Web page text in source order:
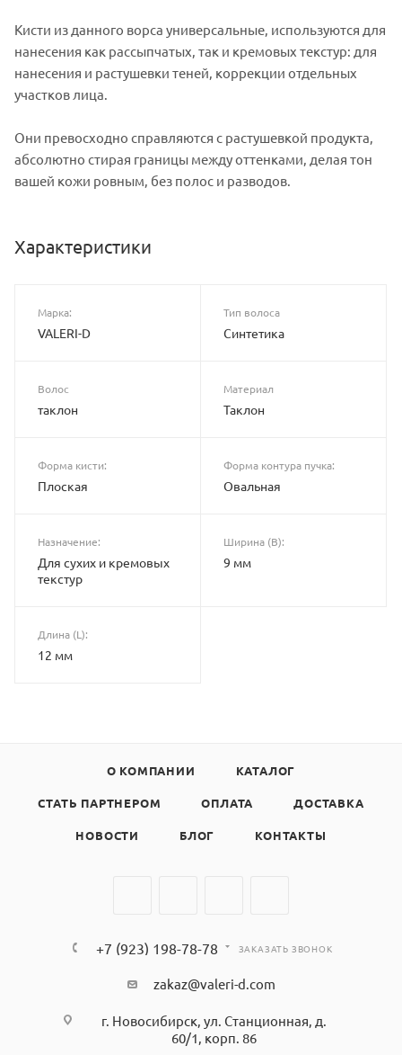
Кисти из данного ворса универсальные, используются для
нанесения как рассыпчатых, так и кремовых текстур: для
нанесения и растушевки теней, коррекции отдельных
участков лица.
Они превосходно справляются с растушевкой продукта,
абсолютно стирая границы между оттенками, делая тон
вашей кожи ровным, без полос и разводов.
Характеристики
Марка:
VALERI-D
Тип волоса
Синтетика
Волос
таклон
Материал
Таклон
Форма кисти:
Плоская
Форма контура пучка:
Овальная
Назначение:
Для сухих и кремовых
текстур
Ширина (B):
9 мм
Длина (L):
12 мм
О КОМПАНИИ КАТАЛОГ
СТАТЬ ПАРТНЕРОМ ОПЛАТА ДОСТАВКА
НОВОСТИ БЛОГ КОНТАКТЫ
+7 (923) 198-78-78 ЗАКАЗАТЬ ЗВОНОК
zakaz@valeri-d.com
г. Новосибирск, ул. Станционная, д.
60/1, корп. 86